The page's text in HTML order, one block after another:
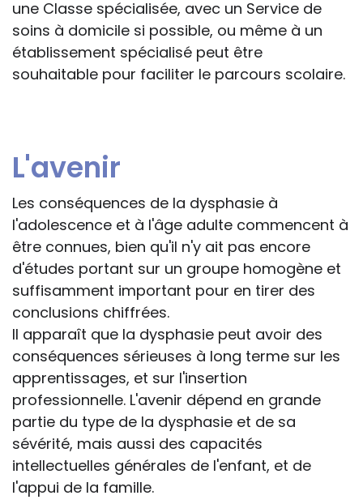
une Classe spécialisée, avec un Service de
soins à domicile si possible, ou même à un
établissement spécialisé peut être
souhaitable pour faciliter le parcours scolaire.
L'avenir
Les conséquences de la dysphasie à
l'adolescence et à l'âge adulte commencent à
être connues, bien qu'il n'y ait pas encore
d'études portant sur un groupe homogène et
suffisamment important pour en tirer des
conclusions chiffrées.
Il apparaît que la dysphasie peut avoir des
conséquences sérieuses à long terme sur les
apprentissages, et sur l'insertion
professionnelle. L'avenir dépend en grande
partie du type de la dysphasie et de sa
sévérité, mais aussi des capacités
intellectuelles générales de l'enfant, et de
l'appui de la famille.